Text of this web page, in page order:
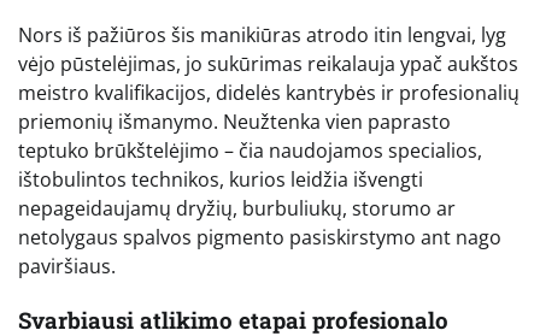
Nors iš pažiūros šis manikiūras atrodo itin lengvai, lyg
vėjo pūstelėjimas, jo sukūrimas reikalauja ypač aukštos
meistro kvalifikacijos, didelės kantrybės ir profesionalių
priemonių išmanymo. Neužtenka vien paprasto
teptuko brūkštelėjimo – čia naudojamos specialios,
ištobulintos technikos, kurios leidžia išvengti
nepageidaujamų dryžių, burbuliukų, storumo ar
netolygaus spalvos pigmento pasiskirstymo ant nago
paviršiaus.
Svarbiausi atlikimo etapai profesionalo